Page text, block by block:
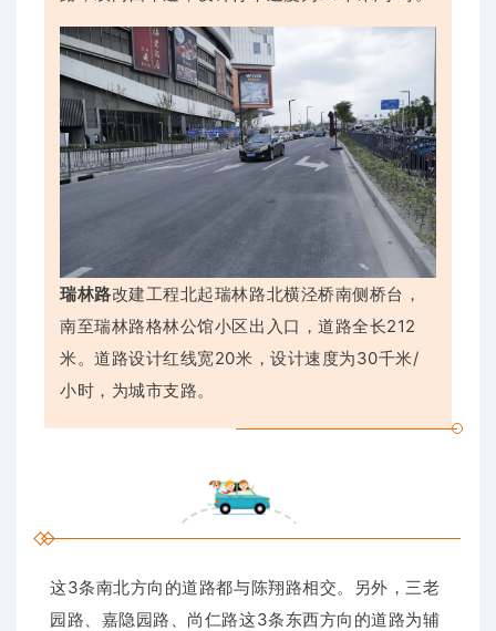
瑞林路改建工程北起瑞林路北横泾桥南侧桥台，
南至瑞林路格林公馆小区出入口，道路全长212
米。道路设计红线宽20米，设计速度为30千米/
小时，为城市支路。
这3条南北方向的道路都与陈翔路相交。另外，三老
园路、嘉隐园路、尚仁路这3条东西方向的道路为辅